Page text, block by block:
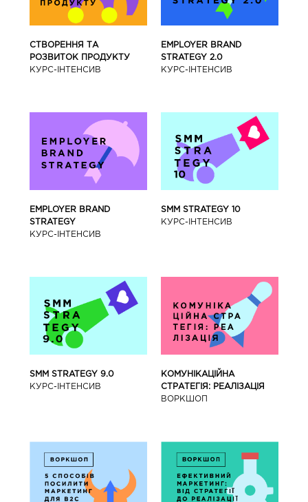
СТВОРЕННЯ ТА
РОЗВИТОК ПРОДУКТУ
КУРС-IНТЕНСИВ
EMPLOYER BRAND
STRATEGY 2.0
КУРС-IНТЕНСИВ
EMPLOYER BRAND
STRATEGY
КУРС-IНТЕНСИВ
SMM STRATEGY 10
КУРС-IНТЕНСИВ
SMM STRATEGY 9.0
КУРС-IНТЕНСИВ
КОМУНІКАЦІЙНА
СТРАТЕГІЯ: РЕАЛІЗАЦІЯ
ВОРКШОП